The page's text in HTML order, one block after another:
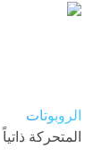
الروبوتات
المتحركة ذاتياً